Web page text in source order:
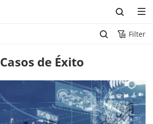
Filter
Casos de Éxito